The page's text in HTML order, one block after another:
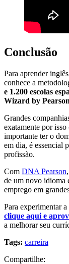
Conclusão
Para aprender
conhece a
e 1.200 escolas
Wizard by
Grandes
exatamente por
importante ter o
em dia, é essencial
profissão.
Com DNA Pearson
de um novo idioma
emprego em
Para experimentar
clique aqui e
a melhorar seu
Tags: carreira
Compartilhe: